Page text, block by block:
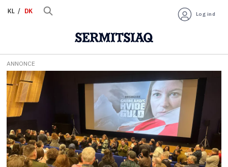
KL DK Log ind
Tag:
orsugiak
ANNONCE